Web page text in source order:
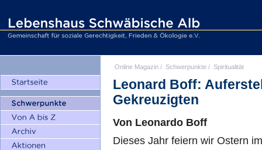
Online Magazin / Schwerpunkte / Spiritualität
Leonard Boff:
Gekreuzigten
Von Leonardo Boff
Dieses Jahr feiern wir Ostern